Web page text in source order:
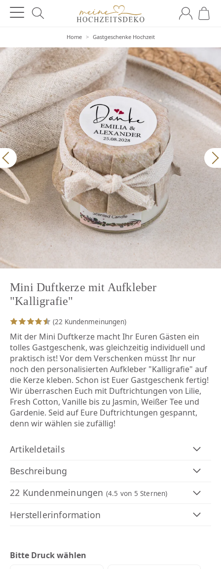
Home > Gastgeschenke Hochzeit
Mini Duftkerze mit Aufkleber
"Kalligrafie"
(22 Kundenmeinungen)
Mit der Mini Duftkerze macht Ihr Euren Gästen ein
tolles Gastgeschenk, was gleichzeitig individuell und
praktisch ist! Vor dem Verschenken müsst Ihr nur
noch den personalisierten Aufkleber "Kalligrafie" auf
die Kerze kleben. Schon ist Euer Gastgeschenk fertig!
Wir überraschen Euch mit Duftrichtungen von Lilie,
Fresh Cotton, Vanille bis zu Jasmin, Weißer Tee und
Gardenie. Seid auf Eure Duftrichtungen gespannt,
denn wir wählen sie zufällig!
Artikeldetails
Beschreibung
22 Kundenmeinungen (4.5 von 5 Sternen)
Herstellerinformation
Bitte Druck wählen